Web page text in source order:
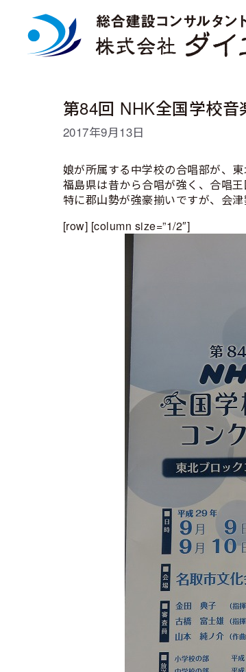
第84回 NHK全国学校
2017年9月13日
娘が所属する中学校の合唱部が、
福島県は昔から合唱が強く、合唱王
特に郡山勢が強豪揃いですが、会津
[row] [column size=”1/2″]